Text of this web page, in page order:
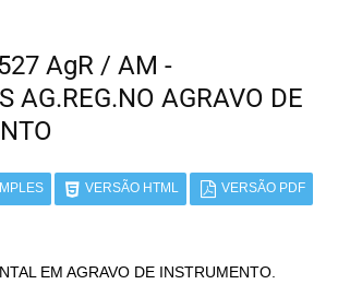
AgR / AM -
AG.REG.NO AGRAVO DE
VERSÃO HTML VERSÃO PDF
EM AGRAVO DE INSTRUMENTO.